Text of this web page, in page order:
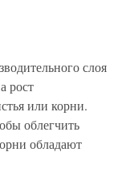
слоя
рост
или корни.
облегчить
обладают